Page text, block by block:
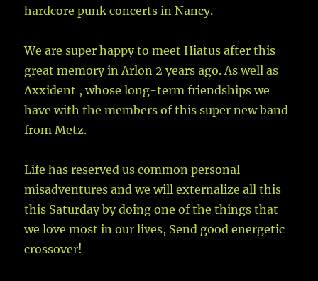
hardcore punk concerts in Nancy.
We are super happy to meet Hiatus after this
great memory in Arlon 2 years ago. As well as
Axxident , whose long-term friendships we
have with the members of this super new band
from Metz.
Life has reserved us common personal
misadventures and we will externalize all this
this Saturday by doing one of the things that
we love most in our lives, Send goodenergetic
crossover!